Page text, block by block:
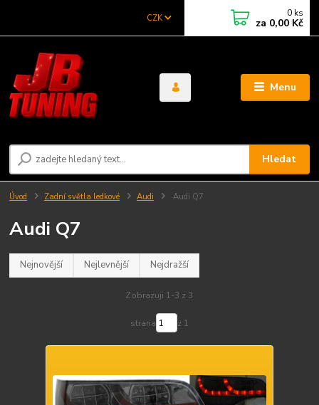
Menu
CZK
Hledat
0 ks
za 0,00 Kč
Úvod Zadní světla ledkové Audi Audi Q7
Audi Q7
Nejnovější Nejlevnější Nejdražší
Zobrazuji 1-3 z 3
strana z 1